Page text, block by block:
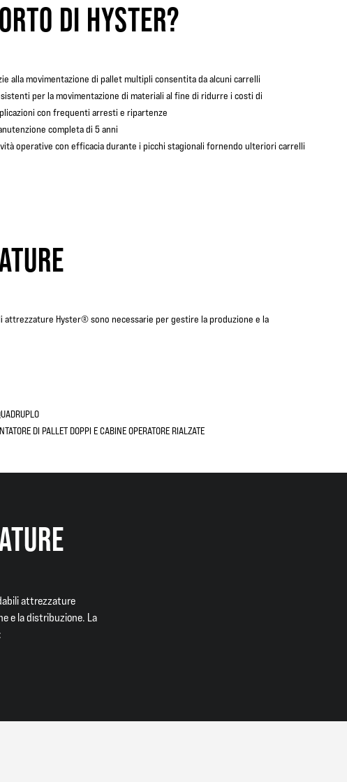
DI HYSTER?
alla movimentazione di pallet multipli consentita da alcuni carrelli
per la movimentazione di materiali al fine di ridurre i costi di
con frequenti arresti e ripartenze
completa di 5 anni
operative con efficacia durante i picchi stagionali fornendo ulteriori carrelli
attrezzature Hyster® sono necessarie per gestire la produzione e la
DI PALLET DOPPI E CABINE OPERATORE RIALZATE
attrezzature
e la distribuzione. La